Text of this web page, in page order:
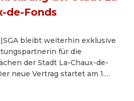
de-Fonds
bleibt weiterhin exklusive
für die
der Stadt La-Chaux-de-
neue Vertrag startet am 1.
Damit unterstreicht die